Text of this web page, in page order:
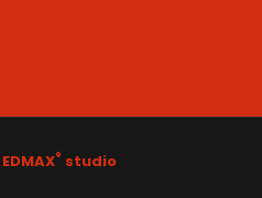
EDMAX® studio